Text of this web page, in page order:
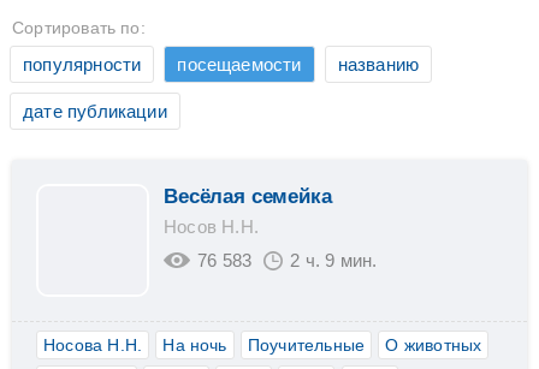
Сортировать по:
популярности посещаемости названию
дате публикации
Весёлая семейка
Носов Н.Н.
76 583
2 ч. 9 мин.
Носова Н.Н. На ночь Поучительные
О животных